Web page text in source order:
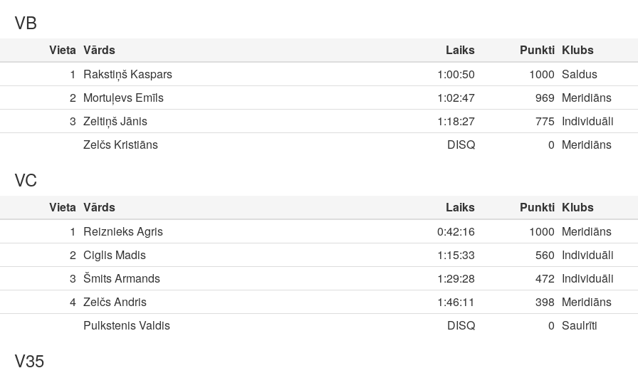
VB
Vieta Vārds Laiks Punkti Klubs
1
Rakstiņš Kaspars 1:00:50 1000 Saldus
2 Mortuļevs Emīls 1:02:47 969 Meridiāns
3 Zeltiņš Jānis 1:18:27 775 Individuāli
Zelčs Kristiāns
DISQ 0 Meridiāns
VC
Vieta Vārds Laiks Punkti Klubs
1
Reiznieks Agris 0:42:16 1000 Meridiāns
2 Ciglis Madis 1:15:33 560 Individuāli
3 Šmits Armands 1:29:28 472 Individuāli
4 Zelčs Andris 1:46:11 398 Meridiāns
Pulkstenis Valdis
DISQ 0 Saulrīti
V35